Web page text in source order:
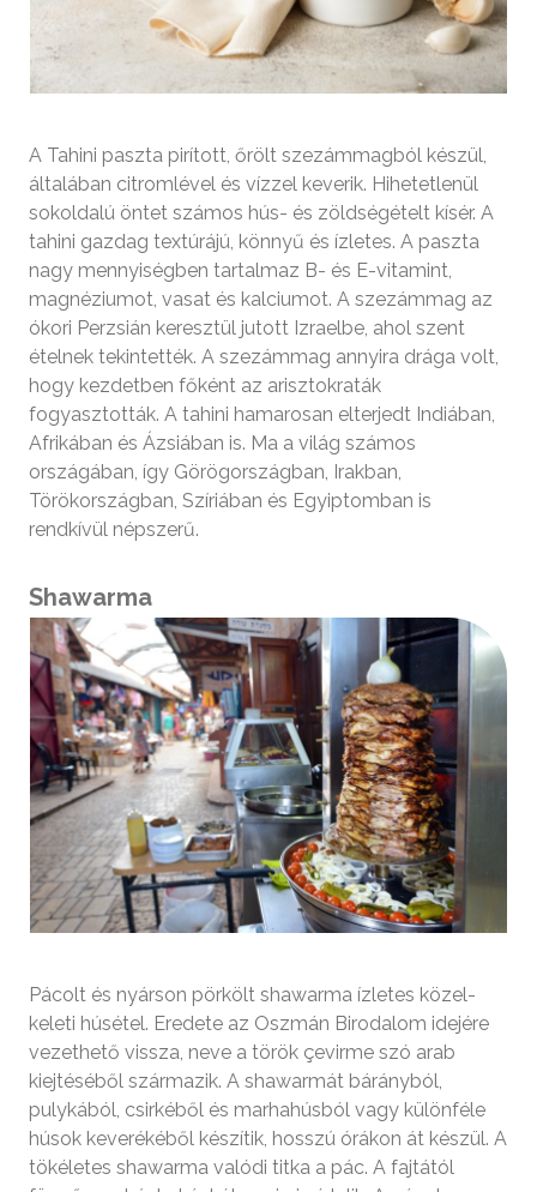
A Tahini paszta pirított, őrölt szezámmagból készül,
általában citromlével és vízzel keverik. Hihetetlenül
sokoldalú öntet számos hús- és zöldségételt kísér. A
tahini gazdag textúrájú, könnyű és ízletes. A paszta
nagy mennyiségben tartalmaz B- és E-vitamint,
magnéziumot, vasat és kalciumot. A szezámmag az
ókori Perzsián keresztül jutott Izraelbe, ahol szent
ételnek tekintették. A szezámmag annyira drága volt,
hogy kezdetben főként az arisztokraták
fogyasztották. A tahini hamarosan elterjedt Indiában,
Afrikában és Ázsiában is. Ma a világ számos
országában, így Görögországban, Irakban,
Törökországban, Szíriában és Egyiptomban is
rendkívül népszerű.
Shawarma
Pácolt és nyárson pörkölt shawarma ízletes közel-
keleti húsétel. Eredete az Oszmán Birodalom idejére
vezethető vissza, neve a török çevirme szó arab
kiejtéséből származik. A shawarmát bárányból,
pulykából, csirkéből és marhahúsból vagy különféle
húsok keverékéből készítik, hosszú órákon át készül. A
tökéletes shawarma valódi titka a pác. A fajtától